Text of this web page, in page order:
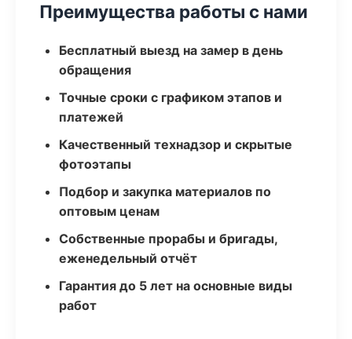
Преимущества работы с нами
Бесплатный выезд на замер в день
обращения
Точные сроки с графиком этапов и
платежей
Качественный технадзор и скрытые
фотоэтапы
Подбор и закупка материалов по
оптовым ценам
Собственные прорабы и бригады,
еженедельный отчёт
Гарантия до 5 лет на основные виды
работ